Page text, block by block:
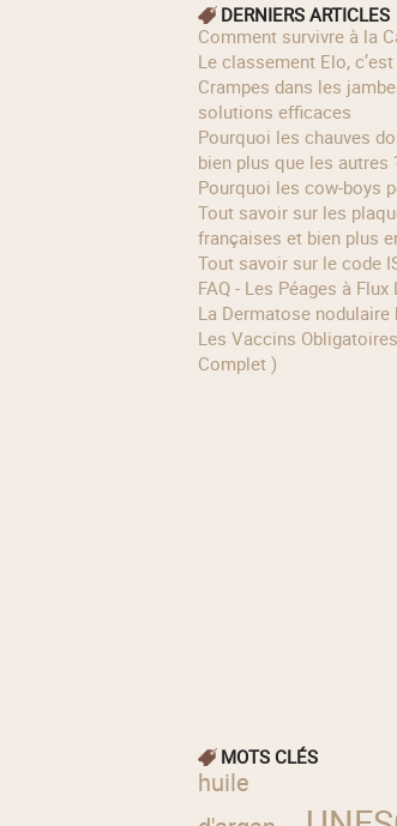
DERNIERS ARTICLES
Comment survivre à la
Le classement Elo,
Crampes dans les jambes : principales causes et
solutions efficaces
Pourquoi les chauves doivent se méfier du soleil
bien plus que les autres
Pourquoi les cow‑boys
Tout savoir sur les plaques d'immatriculation
françaises et bien plus
Tout savoir sur le code
FAQ - Les Péages à
La Dermatose
Les Vaccins Obligatoires en France ( le Guide
Complet )
MOTS CLÉS
huile